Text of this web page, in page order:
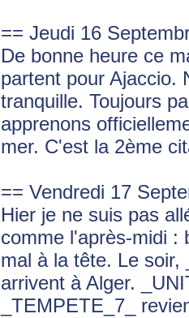
== Jeudi 16
De bonne heure ce
partent pour Ajaccio.
tranquille. Toujours
apprenons
mer. C'est la 2ème
== Vendredi 17
Hier je ne suis pas
comme l'après-midi :
mal à la tête. Le soir,
arrivent à Alger.
_TEMPETE_7_